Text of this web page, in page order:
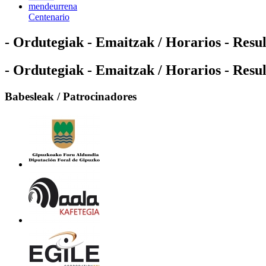
mendeurrena
Centenario
- Ordutegiak - Emaitzak / Horarios -
- Ordutegiak - Emaitzak / Horarios -
Babesleak / Patrocinadores